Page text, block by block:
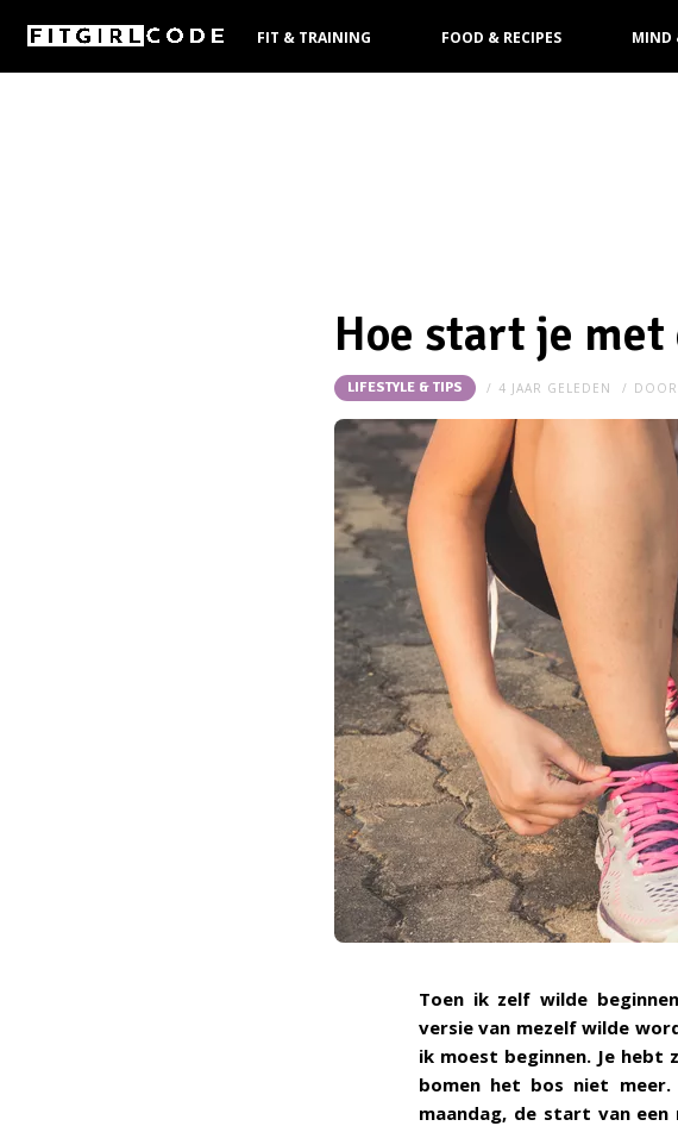
FIT & TRAINING FOOD & RECIPES MIND
Hoe start je
LIFESTYLE & TIPS 4 JAAR GELEDEN DOOR
Toen ik zelf wilde
versie van mezelf wilde
ik moest beginnen. Je hebt
bomen het bos niet
maandag, de start van een